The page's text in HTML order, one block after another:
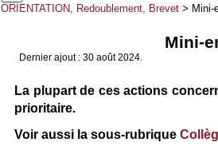
ORIENTATION, Redoublement, Brevet> Mini-
Mini-
Dernier ajout : 30 août 2024.
La plupart de ces actions
prioritaire.
Voir aussi la sous-rubrique